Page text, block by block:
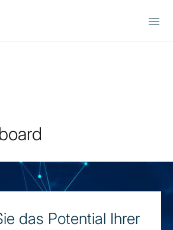
das Potential Ihrer